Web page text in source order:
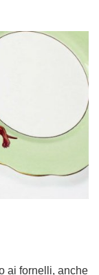
ai fornelli, anche